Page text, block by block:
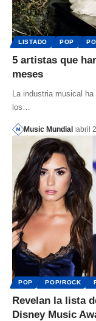
LISTADO POP
5 artistas que
meses
La industria musical
los…
Music Mundial abril
POP POP/ROCK
Revelan la lista
Disney Music